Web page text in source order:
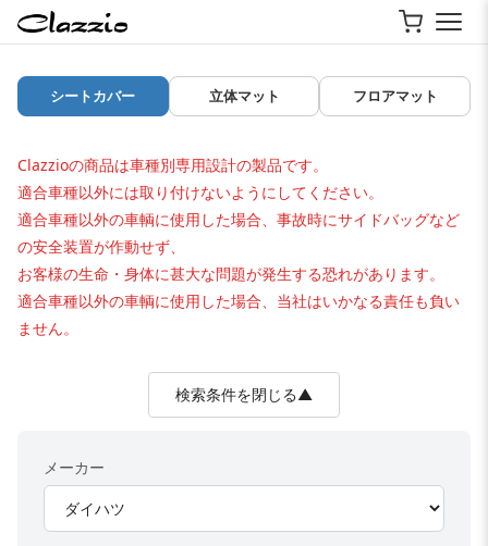
シートカバー 立体マット フロアマット
Clazzioの商品は車種別専用設計の製品です。
適合車種以外には取り付けないようにしてください。
適合車種以外の車輌に使用した場合、事故時にサイドバッグなど
の安全装置が作動せず、
お客様の生命・身体に甚大な問題が発生する恐れがあります。
適合車種以外の車輌に使用した場合、当社はいかなる責任も負い
ません。
検索条件を閉じる▲
メーカー